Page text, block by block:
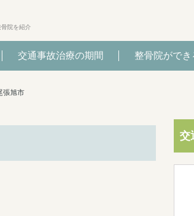
院を紹介
交通事故治療の期間 整骨院ができ
張旭市
交